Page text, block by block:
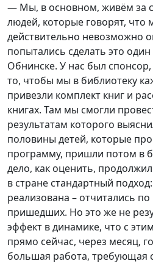
— Мы, в основном, живём за
людей, которые говорят, что
действительно невозможно
попытались сделать это
Обнинске. У нас был
то, чтобы мы в библиотеку
привезли комплект книг и
книгах. Там мы смогли
результатам которого
половины детей, которые
программу, пришли потом в
дело, как оценить,
в стране стандартный
реализована – отчитались по
пришедших. Но это же не
эффект в динамике, что с
прямо сейчас, через месяц,
большая работа, требующая